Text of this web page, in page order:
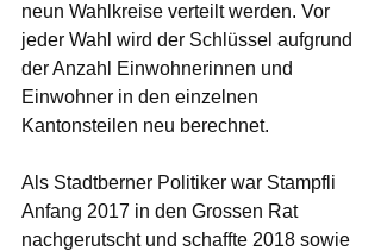
neun Wahlkreise verteilt werden. Vor
jeder Wahl wird der Schlüssel aufgrund
der Anzahl Einwohnerinnen und
Einwohner in den einzelnen
Kantonsteilen neu berechnet.
Als Stadtberner Politiker war Stampfli
Anfang 2017 in den Grossen Rat
nachgerutscht und schaffte 2018 sowie